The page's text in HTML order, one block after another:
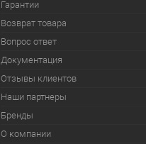
Гарантии
Возврат товара
Вопрос ответ
Документация
Отзывы клиентов
Наши партнеры
Бренды
О компании